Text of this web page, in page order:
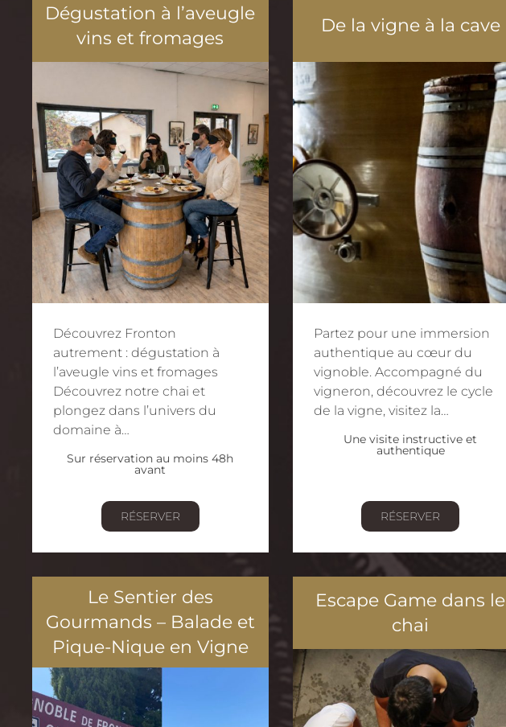
Dégustation à l’aveugle
vins et fromages
Découvrez Fronton
autrement : dégustation à
l’aveugle vins et fromages
Découvrez notre chai et
plongez dans l’univers du
domaine à…
Sur réservation au moins 48h
avant
RÉSERVER
De la vigne à la cave
Partez pour une immersion
authentique au cœur du
vignoble. Accompagné du
vigneron, découvrez le cycle
de la vigne, visitez la…
Une visite instructive et
authentique
RÉSERVER
Le Sentier des
Gourmands – Balade et
Pique-Nique en Vigne
Escape Game dans le
chai